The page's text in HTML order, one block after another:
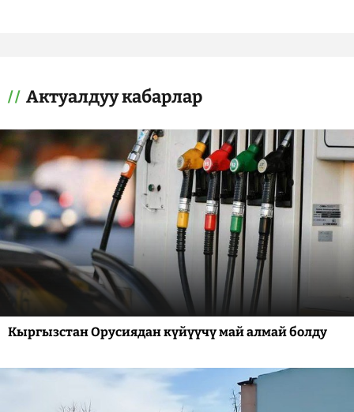
Актуалдуу кабарлар
Кыргызстан Орусиядан күйүүчү май алмай болду